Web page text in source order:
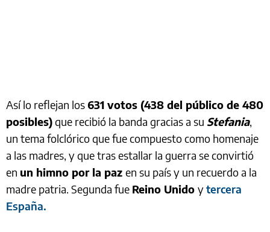
Así lo reflejan los 631 votos (438 del público de 480
posibles)que recibió la banda gracias a su Stefania,
un tema folclórico que fue compuesto como homenaje
a las madres, y que tras estallar la guerra se convirtió
en un himno por la paz en su país y un recuerdo a la
madre patria. Segunda fue Reino Unido ytercera
España.